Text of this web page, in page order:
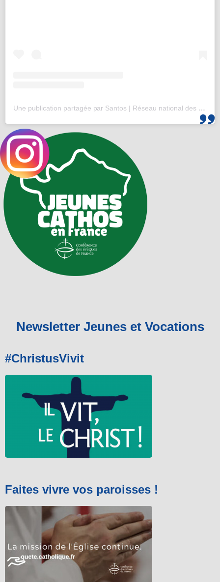
Une publication partagée par Santos | Réseau national des 25-35 (@santos_cef)
Newsletter Jeunes et Vocations
#ChristusVivit
Faites vivre vos paroisses !